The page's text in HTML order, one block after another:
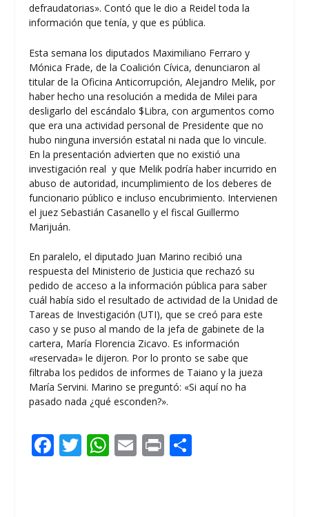
defraudatorias». Contó que le dio a Reidel toda la
información que tenía, y que es pública.
Esta semana los diputados Maximiliano Ferraro y
Mónica Frade, de la Coalición Cívica, denunciaron al
titular de la Oficina Anticorrupción, Alejandro Melik, por
haber hecho una resolución a medida de Milei para
desligarlo del escándalo $Libra, con argumentos como
que era una actividad personal de Presidente que no
hubo ninguna inversión estatal ni nada que lo vincule.
En la presentación advierten que no existió una
investigación real y que Melik podría haber incurrido en
abuso de autoridad, incumplimiento de los deberes de
funcionario público e incluso encubrimiento. Intervienen
el juez Sebastián Casanello y el fiscal Guillermo
Marijuán.
En paralelo, el diputado Juan Marino recibió una
respuesta del Ministerio de Justicia que rechazó su
pedido de acceso a la información pública para saber
cuál había sido el resultado de actividad de la Unidad de
Tareas de Investigación (UTI), que se creó para este
caso y se puso al mando de la jefa de gabinete de la
cartera, María Florencia Zicavo. Es información
«reservada» le dijeron. Por lo pronto se sabe que
filtraba los pedidos de informes de Taiano y la jueza
María Servini. Marino se preguntó: «Si aquí no ha
pasado nada ¿qué esconden?».
F T W E Pr